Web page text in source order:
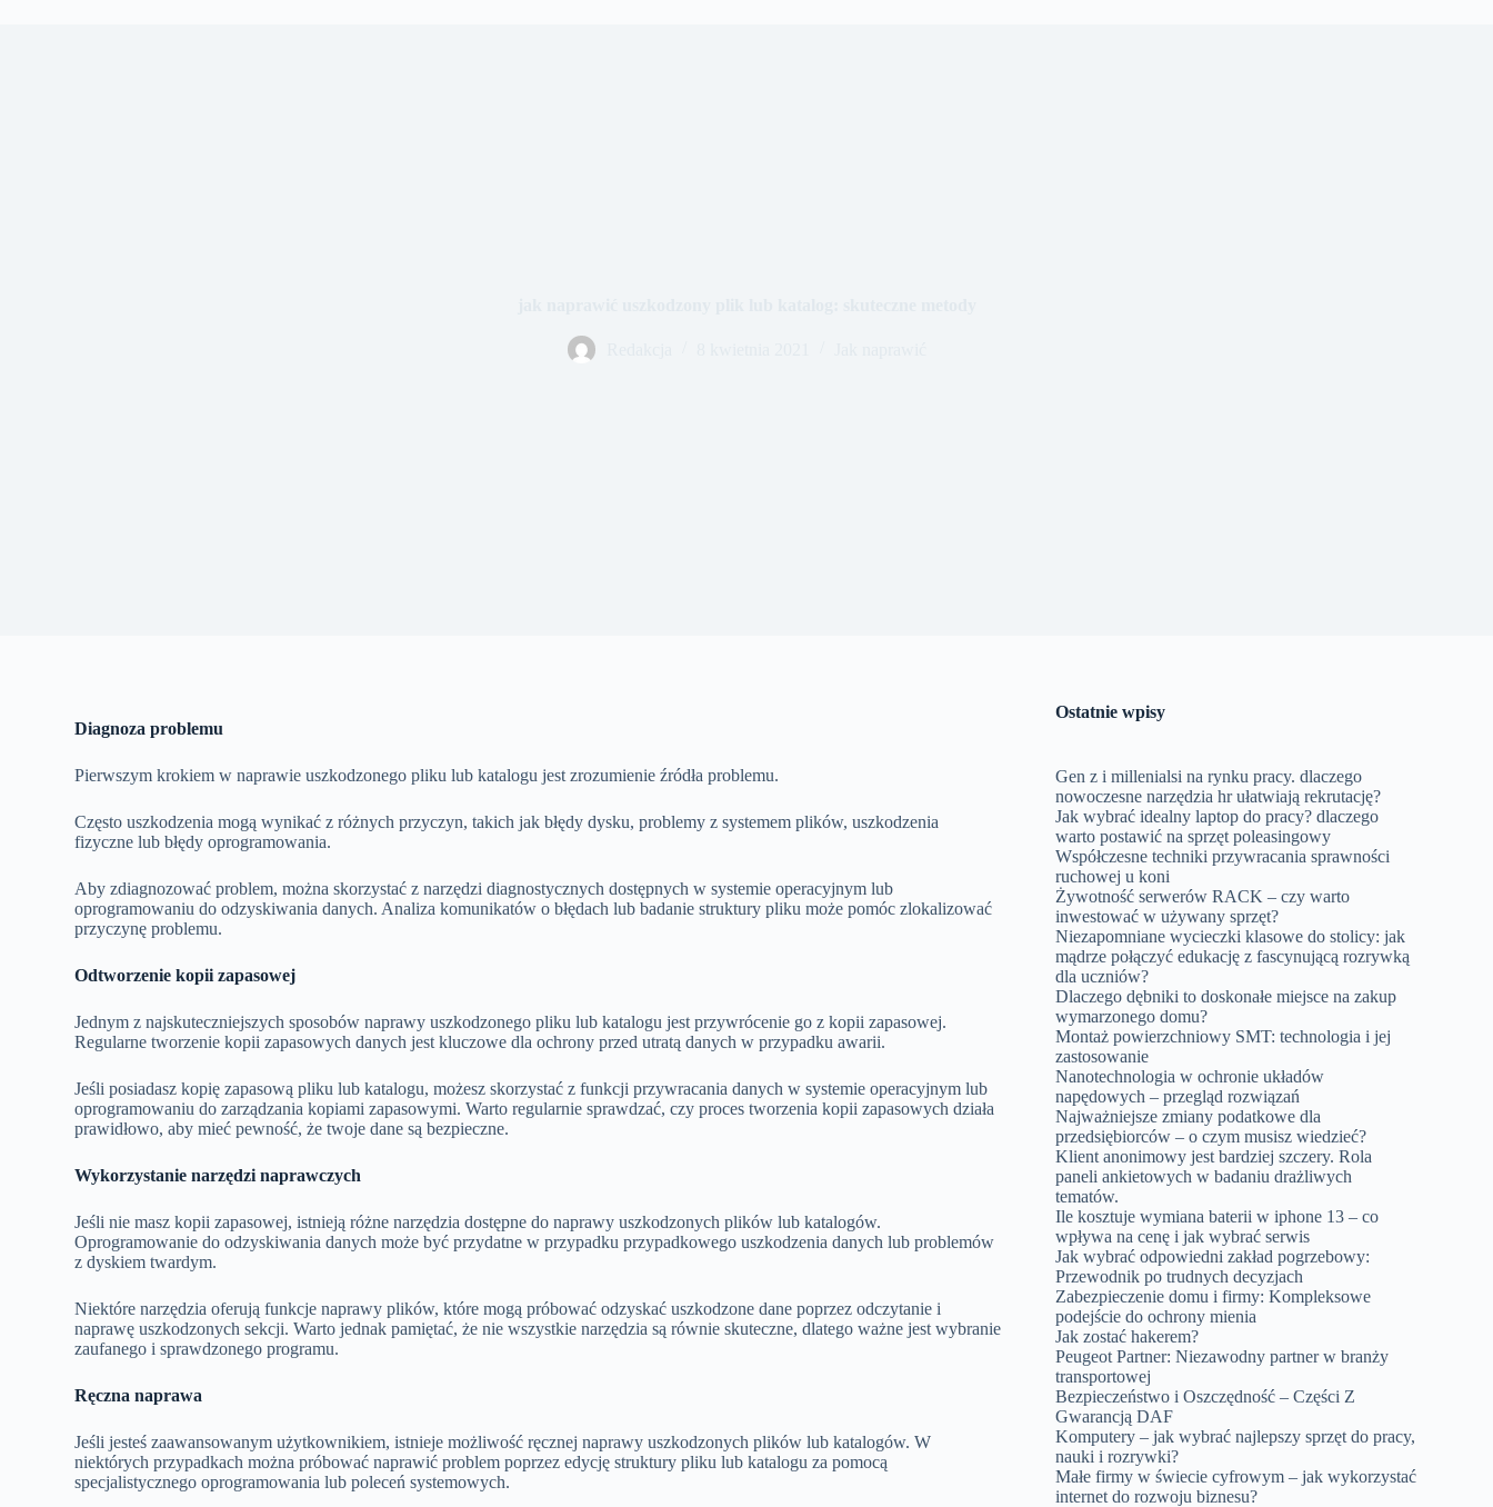
Diagnoza problemu
Pierwszym krokiem w naprawie uszkodzonego pliku lub katalogu jest zrozumienie źródła problemu.
Często uszkodzenia mogą wynikać z różnych przyczyn, takich jak błędy dysku, problemy z systemem plików, uszkodzenia
fizyczne lub błędy oprogramowania.
Aby zdiagnozować problem, można skorzystać z narzędzi diagnostycznych dostępnych w systemie operacyjnym lub
oprogramowaniu do odzyskiwania danych. Analiza komunikatów o błędach lub badanie struktury pliku może pomóc zlokalizować
przyczynę problemu.
Odtworzenie kopii zapasowej
Jednym z najskuteczniejszych sposobów naprawy uszkodzonego pliku lub katalogu jest przywrócenie go z kopii zapasowej.
Regularne tworzenie kopii zapasowych danych jest kluczowe dla ochrony przed utratą danych w przypadku awarii.
Jeśli posiadasz kopię zapasową pliku lub katalogu, możesz skorzystać z funkcji przywracania danych w systemie operacyjnym lub
oprogramowaniu do zarządzania kopiami zapasowymi. Warto regularnie sprawdzać, czy proces tworzenia kopii zapasowych działa
prawidłowo, aby mieć pewność, że twoje dane są bezpieczne.
Wykorzystanie narzędzi naprawczych
Jeśli nie masz kopii zapasowej, istnieją różne narzędzia dostępne do naprawy uszkodzonych plików lub katalogów.
Oprogramowanie do odzyskiwania danych może być przydatne w przypadku przypadkowego uszkodzenia danych lub problemów
z dyskiem twardym.
Niektóre narzędzia oferują funkcje naprawy plików, które mogą próbować odzyskać uszkodzone dane poprzez odczytanie i
naprawę uszkodzonych sekcji. Warto jednak pamiętać, że nie wszystkie narzędzia są równie skuteczne, dlatego ważne jest wybranie
zaufanego i sprawdzonego programu.
Ręczna naprawa
Jeśli jesteś zaawansowanym użytkownikiem, istnieje możliwość ręcznej naprawy uszkodzonych plików lub katalogów. W
niektórych przypadkach można próbować naprawić problem poprzez edycję struktury pliku lub katalogu za pomocą
specjalistycznego oprogramowania lub poleceń systemowych.
Ostatnie wpisy
Gen z i millenialsi na rynku pracy. dlaczego
nowoczesne narzędzia hr ułatwiają rekrutację?
Jak wybrać idealny laptop do pracy? dlaczego
warto postawić na sprzęt poleasingowy
Współczesne techniki przywracania sprawności
ruchowej u koni
Żywotność serwerów RACK – czy warto
inwestować w używany sprzęt?
Niezapomniane wycieczki klasowe do stolicy: jak
mądrze połączyć edukację z fascynującą rozrywką
dla uczniów?
Dlaczego dębniki to doskonałe miejsce na zakup
wymarzonego domu?
Montaż powierzchniowy SMT: technologia i jej
zastosowanie
Nanotechnologia w ochronie układów
napędowych – przegląd rozwiązań
Najważniejsze zmiany podatkowe dla
przedsiębiorców – o czym musisz wiedzieć?
Klient anonimowy jest bardziej szczery. Rola
paneli ankietowych w badaniu drażliwych
tematów.
Ile kosztuje wymiana baterii w iphone 13 – co
wpływa na cenę i jak wybrać serwis
Jak wybrać odpowiedni zakład pogrzebowy:
Przewodnik po trudnych decyzjach
Zabezpieczenie domu i firmy: Kompleksowe
podejście do ochrony mienia
Jak zostać hakerem?
Peugeot Partner: Niezawodny partner w branży
transportowej
Bezpieczeństwo i Oszczędność – Części Z
Gwarancją DAF
Komputery – jak wybrać najlepszy sprzęt do pracy,
nauki i rozrywki?
Małe firmy w świecie cyfrowym – jak wykorzystać
internet do rozwoju biznesu?